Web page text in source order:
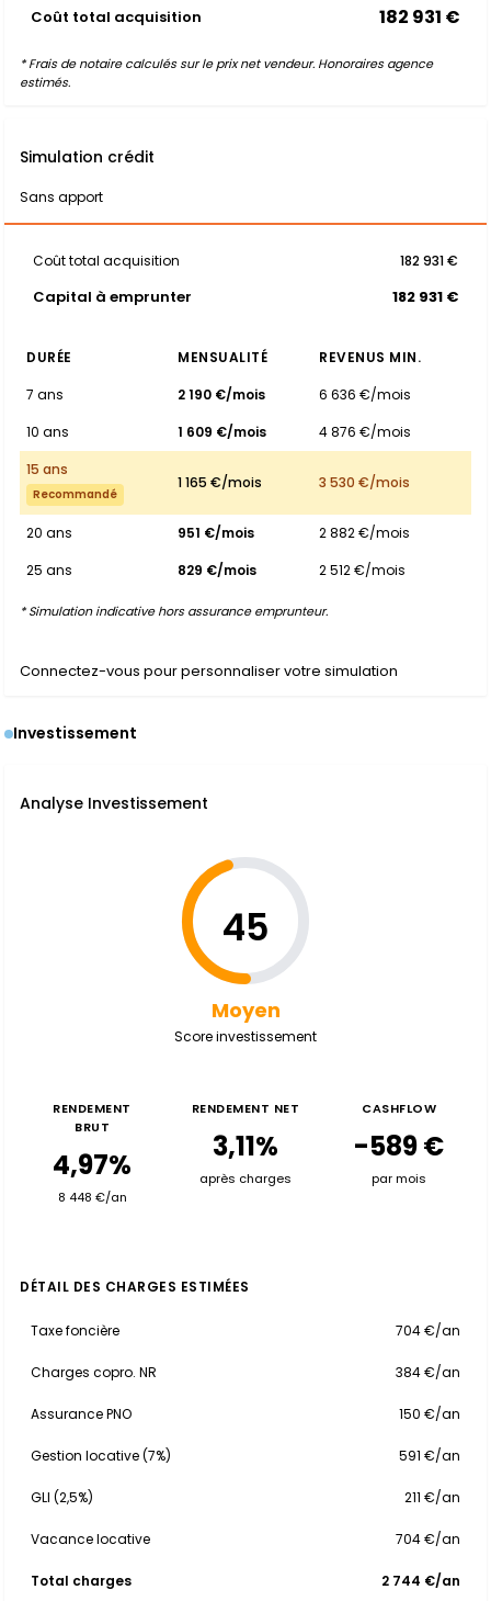
Coût total acquisition 182 931 €
* Frais de notaire calculés sur le prix net vendeur. Honoraires agence
estimés.
Simulation crédit
Sans apport
Coût total acquisition 182 931 €
Capital à emprunter 182 931 €
DURÉE MENSUALITÉ
REVENUS MIN.
7 ans
2 190 €/mois
6 636 €/mois
10 ans
1 609 €/mois
4 876 €/mois
15 ans
Recommandé
1 165 €/mois 3 530 €/mois
20 ans 951 €/mois
2 882 €/mois
25 ans
829 €/mois 2 512 €/mois
* Simulation indicative hors assurance emprunteur.
Connectez-vous pour personnaliser votre simulation
Investissement
Analyse Investissement
45
Moyen
Score investissement
RENDEMENT
BRUT
4,97%
8 448 €/an
RENDEMENT NET
3,11%
après charges
CASHFLOW
-589 €
par mois
DÉTAIL DES CHARGES ESTIMÉES
Taxe foncière 704 €/an
Charges copro. NR 384 €/an
Assurance PNO 150 €/an
Gestion locative (7%) 591 €/an
GLI (2,5%) 211 €/an
Vacance locative 704 €/an
Total charges 2 744 €/an